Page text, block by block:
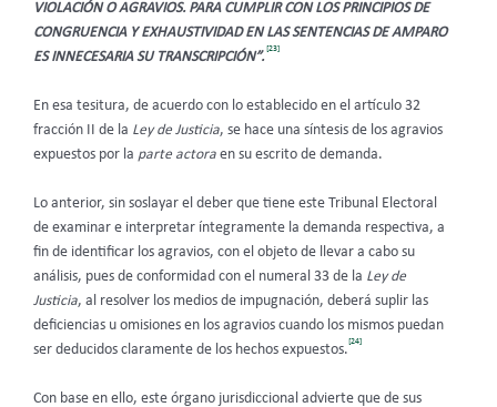
VIOLACIÓN O AGRAVIOS. PARA CUMPLIR CON LOS PRINCIPIOS DE
CONGRUENCIA Y EXHAUSTIVIDAD EN LAS SENTENCIAS DE AMPARO
ES INNECESARIA SU TRANSCRIPCIÓN”.
[23]
En esa tesitura, de acuerdo con lo establecido en el artículo 32
fracción II de la Ley de Justicia, se hace una síntesis de los agravios
expuestos por la parte actora en su escrito de demanda.
Lo anterior, sin soslayar el deber que tiene este Tribunal Electoral
de examinar e interpretar íntegramente la demanda respectiva, a
fin de identificar los agravios, con el objeto de llevar a cabo su
análisis, pues de conformidad con el numeral 33 de la Ley de
Justicia, al resolver los medios de impugnación, deberá suplir las
deficiencias u omisiones en los agravios cuando los mismos puedan
ser deducidos claramente de los hechos expuestos.
[24]
Con base en ello, este órgano jurisdiccional advierte que de sus